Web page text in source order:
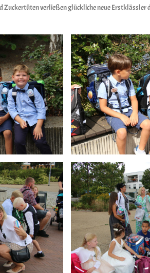
Zuckertüten verließen glückliche neue Erstklässler